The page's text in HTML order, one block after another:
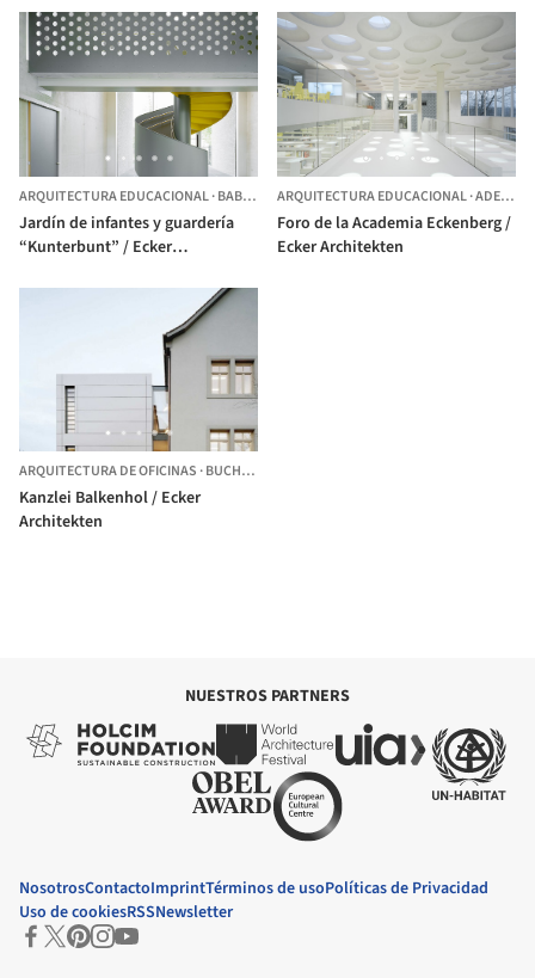
ARQUITECTURA EDUCACIONAL·BABENHAUSEN, ALEMANIA
Jardín de infantes y guardería
“Kunterbunt” / Ecker
ARQUITECTURA EDUCACIONAL·ADELSHEIM,
Foro de la Academia Eckenberg /
Ecker Architekten
ARQUITECTURA DE OFICINAS ·BUCHEN,
Kanzlei Balkenhol / Ecker
Architekten